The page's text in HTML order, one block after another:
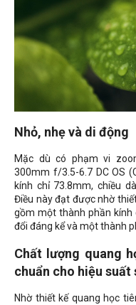
Nhỏ, nhẹ và di động
Mặc dù có phạm vi
300mm f/3.5-6.7 DC OS
kính chỉ 73.8mm, chiều
Điều này đạt được nhờ
gồm một thành phần kính
đổi đáng kể và một thành
Chất lượng quang
chuẩn cho hiệu suất
Nhờ thiết kế quang học